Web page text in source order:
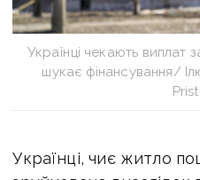
Українці чекають виплат
шукає фінансування/
Українці, чиє житло